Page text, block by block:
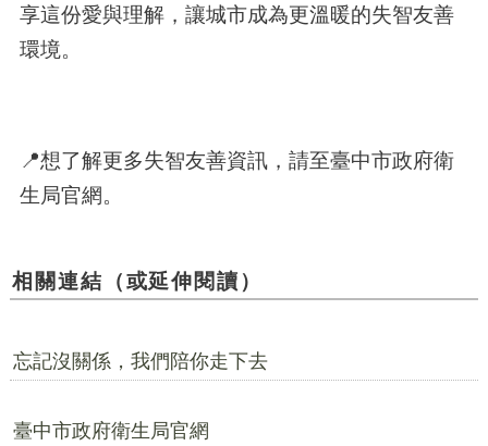
享這份愛與理解，讓城市成為更溫暖的失智友善
環境。
📍想了解更多失智友善資訊，請至臺中市政府衛
生局官網。
相關連結（或延伸閱讀）
忘記沒關係，我們陪你走下去
臺中市政府衛生局官網